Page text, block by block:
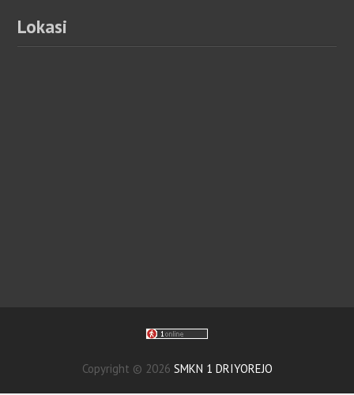
Lokasi
Copyright © 2026 SMKN 1 DRIYOREJO